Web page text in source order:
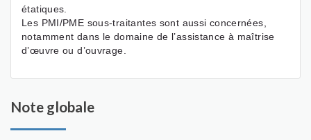
étatiques.
Les PMI/PME sous-traitantes sont aussi concernées,
notamment dans le domaine de l’assistance à maîtrise
d’œuvre ou d’ouvrage.
Note globale